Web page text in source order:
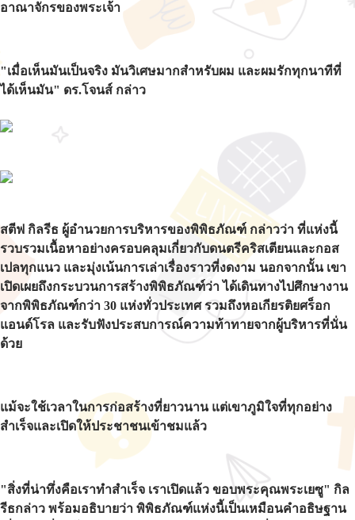
อาณาจักรของพระเจ้า
"เมื่อเห็นมันเป็นจริง มันวิเศษมากสำหรับผม และผมรักทุกนาทีที่
ได้เห็นมัน" ดร.โจนส์ กล่าว
สตีฟ กิลรีธ ผู้อำนวยการบริหารของพิพิธภัณฑ์ กล่าวว่า ที่แห่งนี้
รวบรวมเนื้อหาอย่างครอบคลุมเกี่ยวกับดนตรีคริสเตียนและกอส
เปลทุกแนว และมุ่งเน้นการเล่าเรื่องราวที่งดงาม นอกจากนั้น เขา
เปิดเผยถึงกระบวนการสร้างพิพิธภัณฑ์ว่า ได้เดินทางไปศึกษางาน
จากพิพิธภัณฑ์กว่า 30 แห่งทั่วประเทศ รวมถึงหอเกียรติยศร็อก
แอนด์โรล และรับฟังประสบการณ์ความท้าทายจากผู้บริหารที่นั่น
ด้วย
แม้จะใช้เวลาในการก่อสร้างที่ยาวนาน แต่เขาภูมิใจที่ทุกอย่าง
สำเร็จและเปิดให้ประชาชนเข้าชมแล้ว
"สิ่งที่น่าทึ่งคือเราทำสำเร็จ เราเปิดแล้ว ขอบพระคุณพระเยซู" กิล
รีธกล่าว พร้อมอธิบายว่า พิพิธภัณฑ์แห่งนี้เป็นเหมือนคำอธิษฐาน